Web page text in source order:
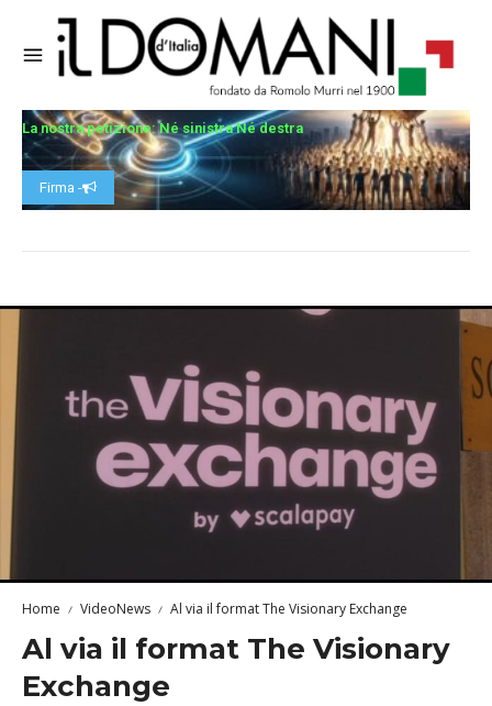
La nostra petizione: Né sinistra Né destra
Firma -
Home VideoNews Al via il format The Visionary Exchange
Al via il format The Visionary
Exchange